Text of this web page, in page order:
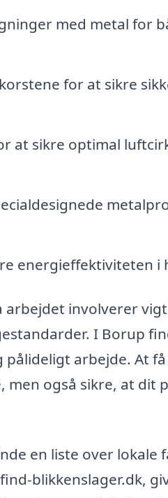
med metal for
for at sikre
at sikre optimal
energieffektiviteten i
arbejdet involverer
I Borup
arbejde. At
men også sikre, at dit
en liste over lokale
blikkenslager.dk,